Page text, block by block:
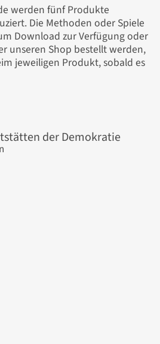
der Demokratie
werden fünf Produkte
Die Methoden oder Spiele
Download zur Verfügung oder
unseren Shop bestellt werden,
jeweiligen Produkt, sobald es